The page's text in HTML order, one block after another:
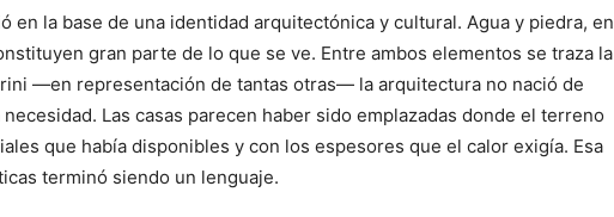
en la base de una identidad arquitectónica y cultural. Agua y piedra, en
gran parte de lo que se ve. Entre ambos elementos se traza la
—en representación de tantas otras— la arquitectura no nació de
Las casas parecen haber sido emplazadas donde el terreno
que había disponibles y con los espesores que el calor exigía. Esa
terminó siendo un lenguaje.